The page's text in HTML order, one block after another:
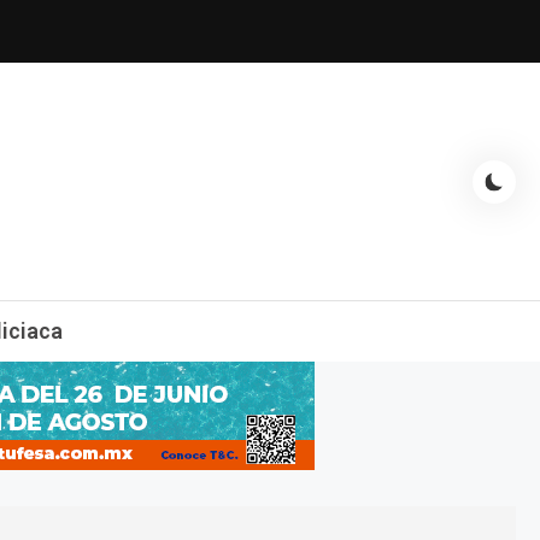
entrevistas con famosos, showbizz, podcast, chismes y